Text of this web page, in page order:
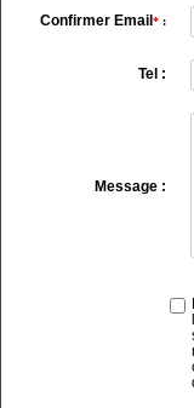
Confirmer Email *:
Tel :
Message :